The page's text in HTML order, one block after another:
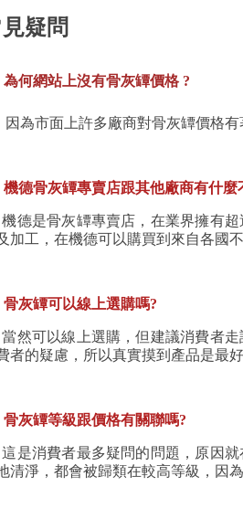
疑問
為何網站上沒有骨灰罈價格 ?
為市面上許多廠商對骨灰罈價格
機德骨灰罈專賣店跟其他廠商有什麼
機德是骨灰罈專賣店，在業界擁有
加工 ， 在機德可以購買到來自各國
骨灰罈可以線上選購嗎?
當然可以線上選購，但建議消費者
者的疑慮，所以真實摸到產品是最
骨灰罈等級跟價格有關聯嗎?
這是消費者最多疑問的問題，原因
清淨，都會被歸類在較高等級，因